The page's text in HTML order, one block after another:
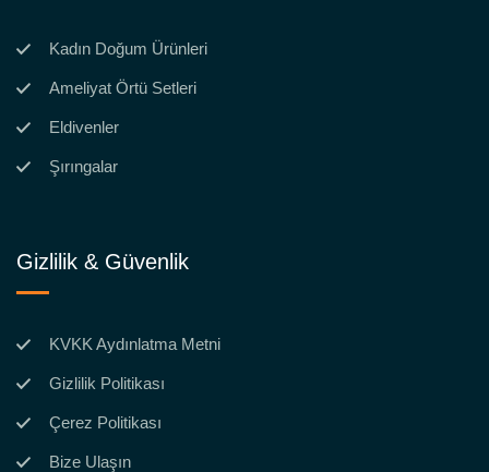
Kadın Doğum Ürünleri
Ameliyat Örtü Setleri
Eldivenler
Şırıngalar
Gizlilik & Güvenlik
KVKK Aydınlatma Metni
Gizlilik Politikası
Çerez Politikası
Bize Ulaşın